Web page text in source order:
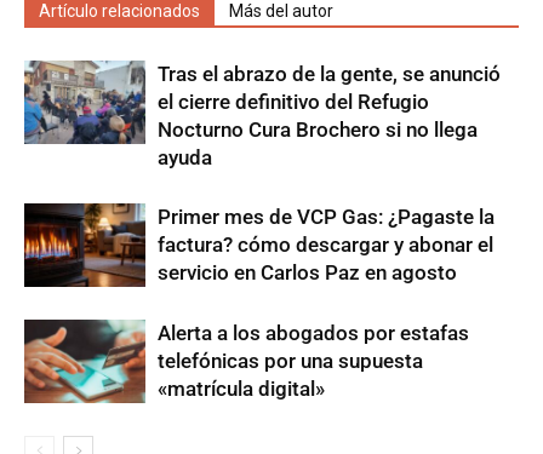
Artículo relacionados Más del autor
Tras el abrazo de la gente, se anunció
el cierre definitivo del Refugio
Nocturno Cura Brochero si no llega
ayuda
Primer mes de VCP Gas: ¿Pagaste la
factura? cómo descargar y abonar el
servicio en Carlos Paz en agosto
Alerta a los abogados por estafas
telefónicas por una supuesta
«matrícula digital»